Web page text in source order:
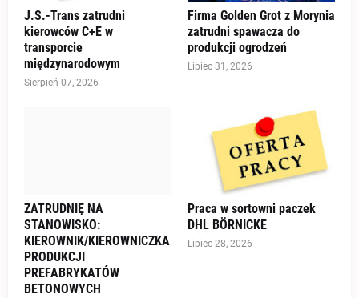
J.S.-Trans zatrudni
kierowców C+E w
transporcie
międzynarodowym
Sierpień 07, 2026
Firma Golden Grot z Morynia
zatrudni spawacza do
produkcji ogrodzeń
Lipiec 31, 2026
ZATRUDNIĘ NA
STANOWISKO:
KIEROWNIK/KIEROWNICZKA
PRODUKCJI
PREFABRYKATÓW
BETONOWYCH
Praca w sortowni paczek
DHL BÖRNICKE
Lipiec 28, 2026